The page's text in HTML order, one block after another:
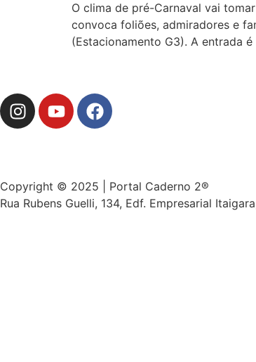
O clima de pré-Carnaval vai
convoca foliões, admiradores e
(Estacionamento G3). A entrada
Copyright © 2025 | Portal Caderno 2®
Rua Rubens Guelli, 134, Edf. Empresarial